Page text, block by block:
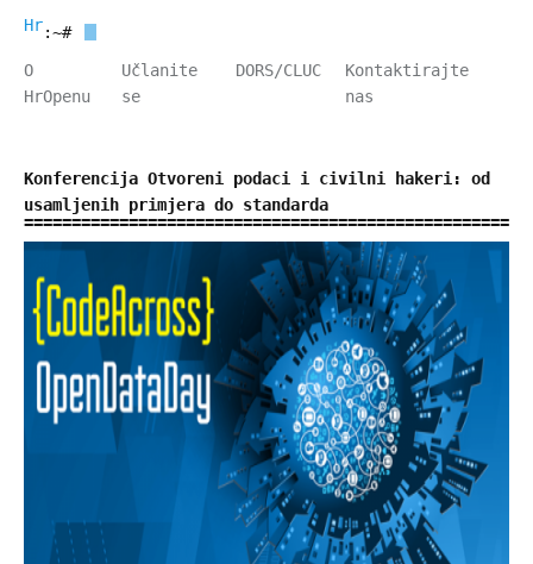
HrOpen
:~#
O
HrOpenu
Učlanite
se
DORS/CLUC
Kontaktirajte
nas
Konferencija Otvoreni podaci i civilni hakeri: od
usamljenih primjera do standarda